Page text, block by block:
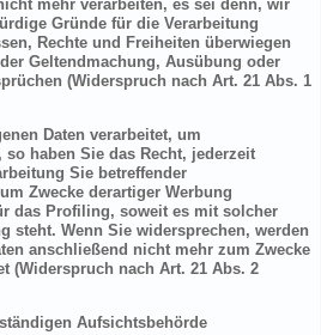
mehr verarbeiten, es sei denn, wir
Gründe für die Verarbeitung
Rechte und Freiheiten überwiegen
Geltendmachung, Ausübung oder
(Widerspruch nach Art. 21 Abs. 1
Daten verarbeitet, um
haben Sie das Recht, jederzeit
Sie betreffender
Zwecke derartiger Werbung
das Profiling, soweit es mit solcher
steht. Wenn Sie widersprechen, werden
anschließend nicht mehr zum Zwecke
(Widerspruch nach Art. 21 Abs. 2
Aufsichtsbehörde